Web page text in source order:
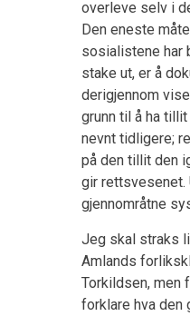
overleve selv i
Den eneste
sosialistene har
stake ut, er å
derigjennom
grunn til å ha
nevnt tidligere;
på den tillit den
gir rettsvesenet.
gjennområtne
Jeg skal straks
Amlands
Torkildsen, men
forklare hva den